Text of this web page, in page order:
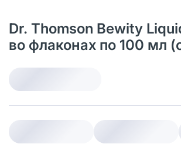
Dr. Thomson Bewity
во флаконах по 100 мл